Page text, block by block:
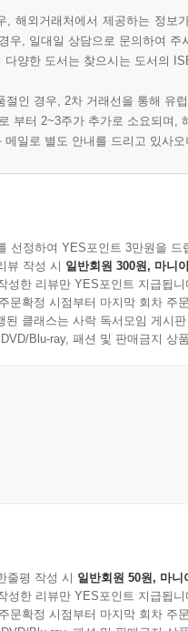
, 해외거래처에서 제공하는 정
우, 일대일 상담으로 문의하여 주
다양한 도서는 찾으시는 도서의
절인 경우, 2차 거래선을 통해 유
부터 2~3주가 추가로 소요되며,
메일로 별도 안내를 드리고 있사
선정하여 YES포인트 3만원을 드
뷰 작성 시 일반회원 300원, 마니
성한 리뷰만 YES포인트 지급됩니
문확정 시점부터 마지막 회차 주
된 클래스는 사락 독서모임 게시
Blu-ray, 패션 및 판매금지 상
줄평 작성 시 일반회원 50원, 마니
성한 리뷰만 YES포인트 지급됩니
문확정 시점부터 마지막 회차 주